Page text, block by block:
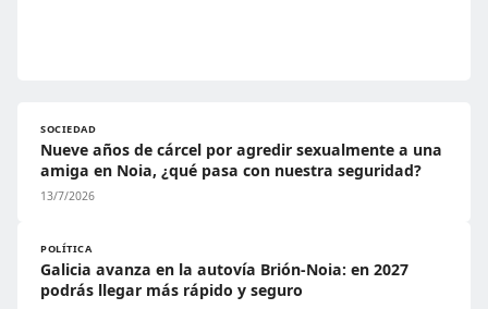
SOCIEDAD
Nueve años de cárcel por agredir sexualmente a una
amiga en Noia, ¿qué pasa con nuestra seguridad?
13/7/2026
POLÍTICA
Galicia avanza en la autovía Brión-Noia: en 2027
podrás llegar más rápido y seguro